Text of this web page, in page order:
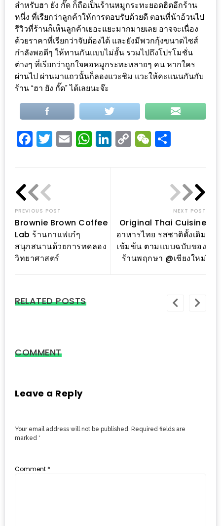
RAMA
3)
อาหาร
โดน
ใจ
ภาพ
ใส
ปิ๊
งด้วย
HUAWEI
สมา
ร์ท
โฟน
เอาใจ
ขา
เฉพาะ
อั้น
ยั้ง
&
สำหรับฮา ยัง กั๊ด ก็ถือเป็นร้านหมูกระทะยอดฮิตอีกร้าน
หนึ่ง ที่เรียกว่าลูกค้าให้การตอบรับด้วยดี ตอนที่น้าอ้วนไป
รีวิวที่ร้านก็เห็นลูกค้าเยอะแยะมากมายเลย อาจจะเนื่อง
ด้วยราคาที่เรียกว่าจับต้องได้ และยังมีพวกกุ้งขนาดไซส์
กำลังพอดีๆ ให้ทานกันแบบไม่อั้น รวมไปถึงโปรโมชั่น
ต่างๆ ที่เรียกว่าถูกใจคอหมูกระทะหลายๆ คน หากใคร
ผ่านไป ผ่านมาแถวนั้นก็ลองแวะชิม แวะให้คะแนนกันกับ
ร้าน “ฮา ยัง กั๊ด” ได้เลยนะจ๊ะ
Facebook
Twitter
EmailWhatsApp
LinkedIn
CopyWeChat
PREVIOUS POST
Brownie Brown Coffee
Lab ร้านกาแฟเก๋ๆ
สนุกสนานด้วยการทดลอง
วิทยาศาสตร์
NEXT POST
Original Thai Cuisine
อาหารไทย รสชาติดั้งเดิม
เข้มข้น ตามแบบฉบับของ
ร้านพฤกษา @เชียงใหม่
RELATED POSTS
COMMENT
Leave a Reply
Your email address will not be published. Required fields are
marked *
Comment *